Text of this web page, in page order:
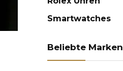
Smartwatches
Beliebte Marken